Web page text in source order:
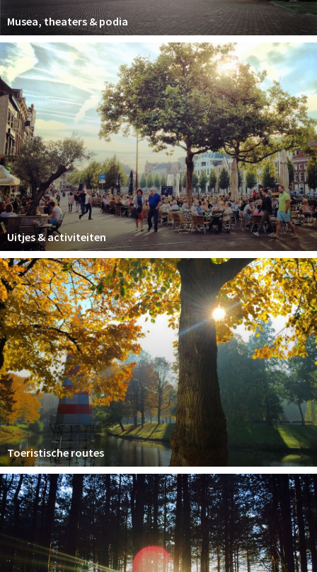
Musea, theaters & podia
Uitjes & activiteiten
Toeristische routes